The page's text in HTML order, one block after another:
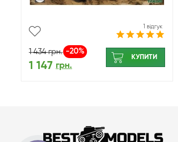
1 відгук
1 434грн. -20%
1 147 грн.
КУПИТИ